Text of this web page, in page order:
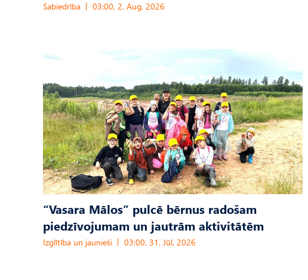
Sabiedrība 03:00, 2. Aug, 2026
“Vasara Mālos” pulcē bērnus radošam
piedzīvojumam un jautrām aktivitātēm
Izglītība un jaunieši 03:00, 31. Jūl, 2026